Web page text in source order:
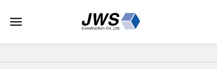
J-173